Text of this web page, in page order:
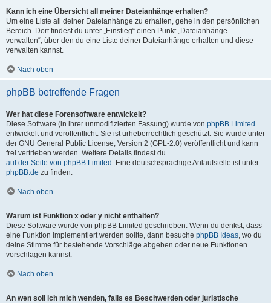
Kann ich eine Übersicht all meiner Dateianhänge erhalten?
Um eine Liste all deiner Dateianhänge zu erhalten, gehe in den persönlichen
Bereich. Dort findest du unter „Einstieg“ einen Punkt „Dateianhänge
verwalten“, über den du eine Liste deiner Dateianhänge erhalten und diese
verwalten kannst.
Nach oben
phpBB betreffende Fragen
Wer hat diese Forensoftware entwickelt?
Diese Software (in ihrer unmodifizierten Fassung) wurde von phpBB Limited
entwickelt und veröffentlicht. Sie ist urheberrechtlich geschützt. Sie wurde unter
der GNU General Public License, Version 2 (GPL-2.0) veröffentlicht und kann
frei vertrieben werden. Weitere Details findest du
auf der Seite von phpBB Limited . Eine deutschsprachige Anlaufstelle ist unter
phpBB.de zu finden.
Nach oben
Warum ist Funktion x oder y nicht enthalten?
Diese Software wurde von phpBB Limited geschrieben. Wenn du denkst, dass
eine Funktion implementiert werden sollte, dann besuche phpBB Ideas, wo du
deine Stimme für bestehende Vorschläge abgeben oder neue Funktionen
vorschlagen kannst.
Nach oben
An wen soll ich mich wenden, falls es Beschwerden oder juristische